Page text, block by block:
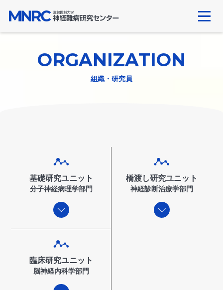
content
ORGANIZATION
組織・研究員
基礎研究ユニット
分子神経病理学部門
橋渡し研究ユニット
神経診断治療学部門
臨床研究ユニット
脳神経内科学部門